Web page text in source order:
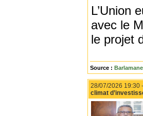
L’Union
avec le
le projet
Source :
28/07/2026 19:30 -
climat